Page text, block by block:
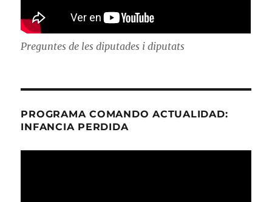
Preguntes de les diputades i diputats
PROGRAMA COMANDO ACTUALIDAD:
INFANCIA PERDIDA